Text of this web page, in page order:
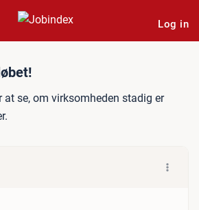
Log in
Salgsleder
se, om virksomheden stadig er